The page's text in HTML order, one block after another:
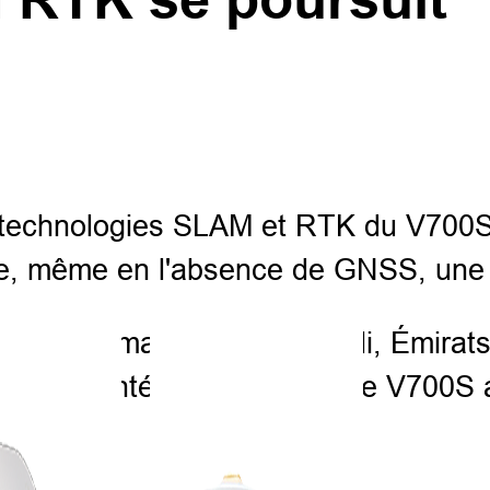
SLAM et RTK du
en l'absence de GNSS,
Allemagne, Brésil, Chili,
intérieur-extérieur, le